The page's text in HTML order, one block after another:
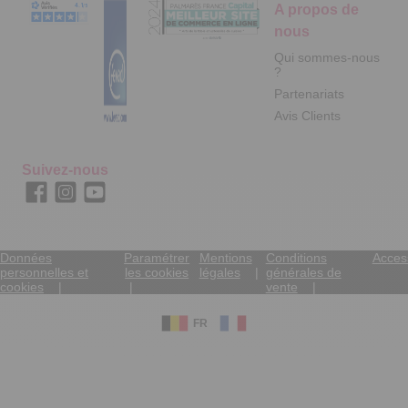
A propos de
nous
Qui sommes-nous
?
Partenariats
Avis Clients
Suivez-nous
Données
personnelles et
cookies
Paramétrer
les cookies
Mentions
légales
Conditions
générales de
vente
FR